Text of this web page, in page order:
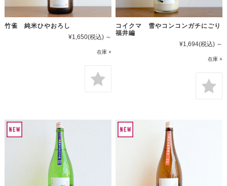
竹雀 純米ひやおろし
¥1,650(税込) ～
在庫 ×
コイクマ 雪やコンコンガチにごり
福井編
¥1,694(税込) ～
在庫 ×